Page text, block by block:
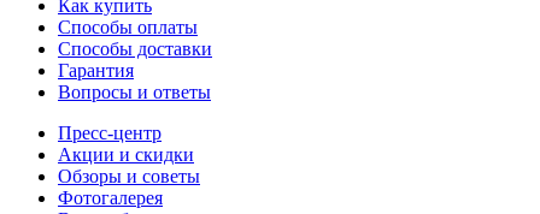
Как купить
Способы оплаты
Способы доставки
Гарантия
Вопросы и ответы
Пресс-центр
Акции и скидки
Обзоры и советы
Фотогалерея